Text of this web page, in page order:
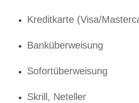
Kreditkarte (Visa/
Banküberweisung
Sofortüberweisung
Skrill, Neteller